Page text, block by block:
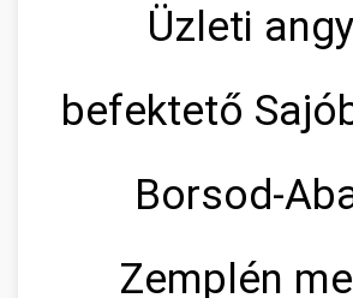
Üzleti
befektető
Borsod-
Zemplén